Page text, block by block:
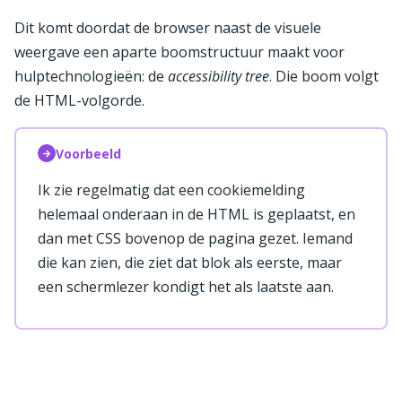
Dit komt doordat de browser naast de visuele
weergave een aparte boomstructuur maakt voor
hulptechnologieën: de accessibility tree. Die boom volgt
de HTML-volgorde.
→ Voorbeeld
Ik zie regelmatig dat een cookiemelding
helemaal onderaan in de HTML is geplaatst, en
dan met CSS bovenop de pagina gezet. Iemand
die kan zien, die ziet dat blok als eerste, maar
een schermlezer kondigt het als laatste aan.